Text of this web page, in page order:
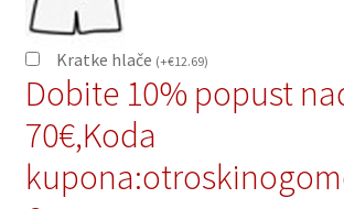
Kratke hlače (+€12.69)
Dobite 10% popust
70€,Koda